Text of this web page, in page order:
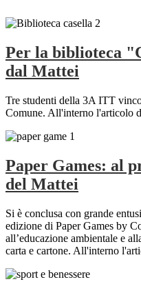
Per la biblioteca
dal Mattei
Tre studenti della 3A ITT
Comune. All'interno l'articolo
Paper Games: al
del Mattei
Si è conclusa con grande
edizione di Paper Games by
all’educazione ambientale e
carta e cartone. All'interno